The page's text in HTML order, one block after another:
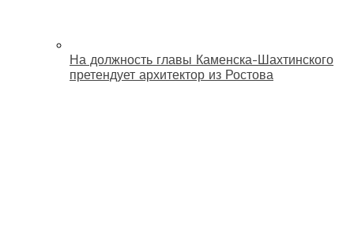
На должность главы Каменска-Шахтинского
претендует архитектор из Ростова